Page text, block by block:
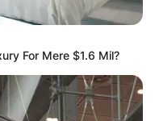
For Mere $1.6 Mil?